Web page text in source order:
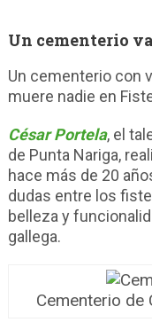
Un cementerio
Un cementerio con
muere nadie en
César Portela, el
de Punta Nariga,
hace más de 20
dudas entre los
belleza y
gallega.
Cementerio de